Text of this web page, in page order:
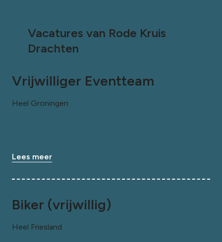
Vacatures van Rode Kruis
Drachten
Vrijwilliger Eventteam
Heel Groningen
Lees meer
Biker (vrijwillig)
Heel Friesland